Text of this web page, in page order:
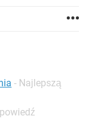
- Najlepszą